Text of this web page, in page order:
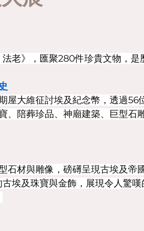
老》，匯聚280件珍貴文物，是
大維征討埃及紀念幣，透過56
陪葬珍品、神廟建築、巨型石
石材與雕像，磅礡呈現古埃及帝
埃及珠寶與金飾，展現令人驚嘆